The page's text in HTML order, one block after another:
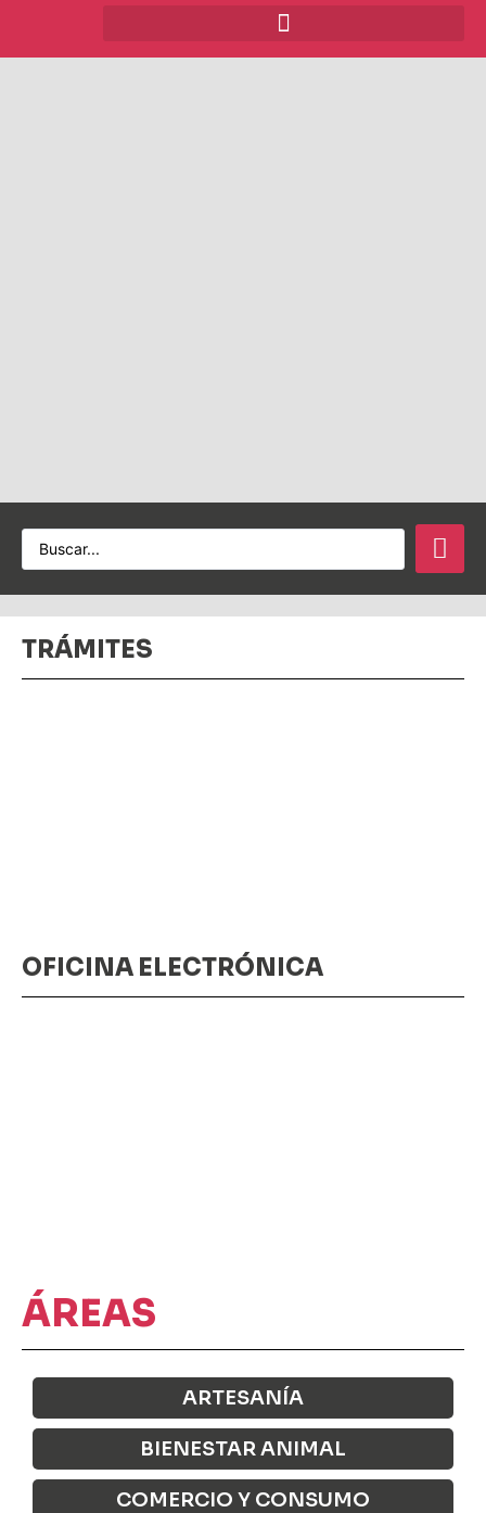
ÁREAS
ARTESANÍA
BIENESTAR ANIMAL
COMERCIO Y CONSUMO
TRÁMITES
OFICINA ELECTRÓNICA